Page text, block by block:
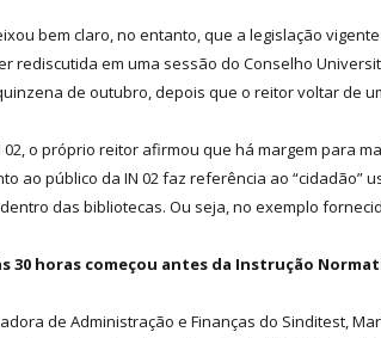
bem claro, no entanto, que a legislação
rediscutida em uma sessão do Conselho
de outubro, depois que o reitor voltar de
02, o próprio reitor afirmou que há margem para
ao público da IN 02 faz referência ao “cidadão”
das bibliotecas. Ou seja, no exemplo
30 horas começou antes da Instrução
de Administração e Finanças do Sinditest,